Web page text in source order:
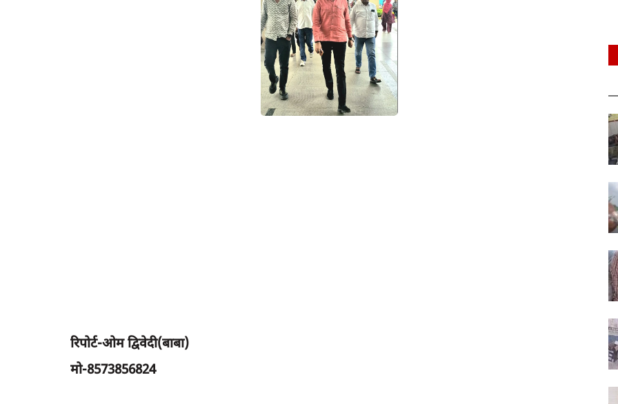
रिपोर्ट-ओम द्विवेदी(बाबा)
मो-8573856824